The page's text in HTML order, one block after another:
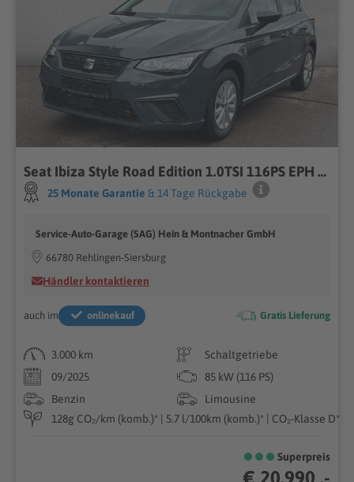
Seat Ibiza Style Road Edition 1.0TSI 116PS EPH Kamera
25 Monate Garantie & 14 Tage Rückgabe
Service-Auto-Garage (SAG) Hein & Montnacher GmbH
66780 Rehlingen-Siersburg
Händler kontaktieren
auch im onlinekauf Gratis Lieferung
3.000 km
Schaltgetriebe
09/2025
85 kW (116 PS)
Benzin
Limousine
128g CO₂/km (komb.)* | 5.7 l/100km (komb.)* | CO₂-Klasse D*
Superpreis
€ 20.990 ,-